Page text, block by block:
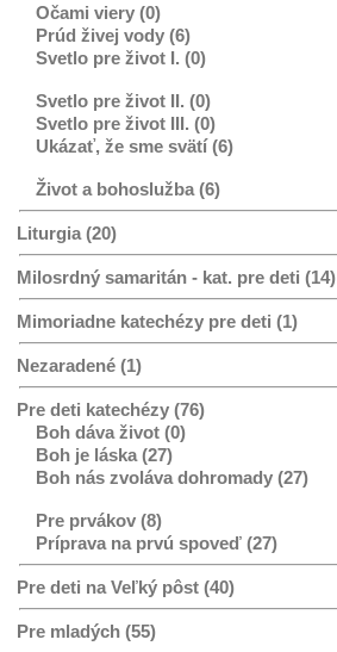
Očami viery (0)
Prúd živej vody (6)
Svetlo pre život I. (0)
Svetlo pre život II. (0)
Svetlo pre život III. (0)
Ukázať, že sme svätí (6)
Život a bohoslužba (6)
Liturgia (20)
Milosrdný samaritán - kat. pre deti (14)
Mimoriadne katechézy pre deti (1)
Nezaradené (1)
Pre deti katechézy (76)
Boh dáva život (0)
Boh je láska (27)
Boh nás zvoláva dohromady (27)
Pre prvákov (8)
Príprava na prvú spoveď (27)
Pre deti na Veľký pôst (40)
Pre mladých (55)